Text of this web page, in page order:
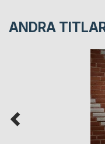
ANDRA